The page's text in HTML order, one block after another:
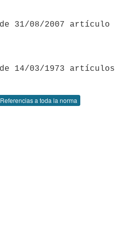
Referencias a toda la norma